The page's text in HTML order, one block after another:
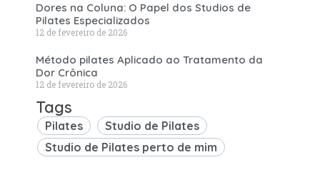
Dores na Coluna: O Papel dos Studios de
Pilates Especializados
12 de fevereiro de 2026
Método pilates Aplicado ao Tratamento da
Dor Crônica
12 de fevereiro de 2026
Tags
Pilates
Studio de Pilates
Studio de Pilates perto de mim